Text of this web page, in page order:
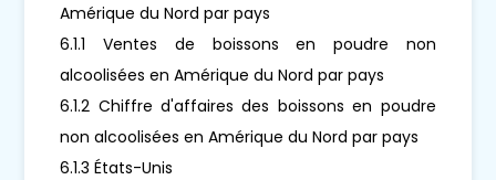
Amérique du Nord par pays
6.1.1 Ventes de boissons en poudre non
alcoolisées en Amérique du Nord par pays
6.1.2 Chiffre d'affaires des boissons en poudre
non alcoolisées en Amérique du Nord par pays
6.1.3 États-Unis